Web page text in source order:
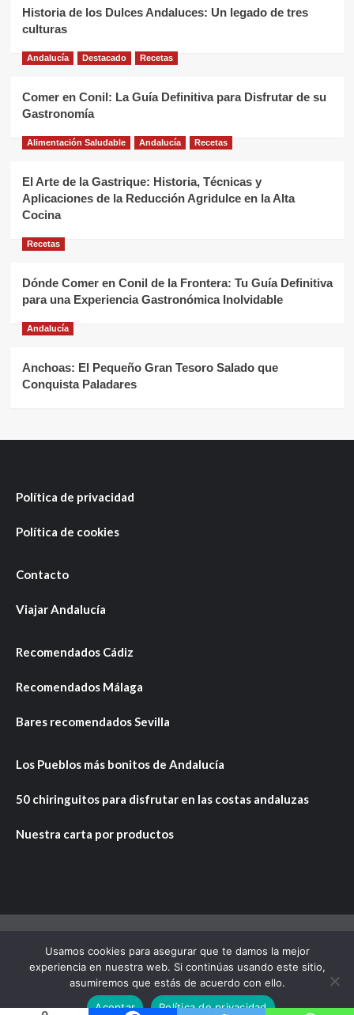
Historia de los Dulces Andaluces: Un legado de tres
culturas
Andalucía Destacado Recetas
Comer en Conil: La Guía Definitiva para Disfrutar de su
Gastronomía
Alimentación Saludable Andalucía Recetas
El Arte de la Gastrique: Historia, Técnicas y
Aplicaciones de la Reducción Agridulce en la Alta
Cocina
Recetas
Dónde Comer en Conil de la Frontera: Tu Guía Definitiva
para una Experiencia Gastronómica Inolvidable
Andalucía
Anchoas: El Pequeño Gran Tesoro Salado que
Conquista Paladares
Política de privacidad
Política de cookies
Contacto
Viajar Andalucía
Recomendados Cádiz
Recomendados Málaga
Bares recomendados Sevilla
Los Pueblos más bonitos de Andalucía
50 chiringuitos para disfrutar en las costas andaluzas
Nuestra carta por productos
Copyright © Todos los derechos reservados.|CoverNews
por AF themes.
Usamos cookies para asegurar que te damos la mejor
experiencia en nuestra web. Si continúas usando este sitio,
asumiremos que estás de acuerdo con ello.
Aceptar
Política de privacidad